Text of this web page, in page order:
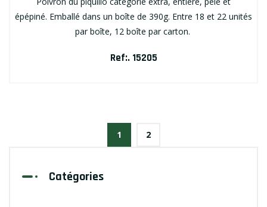
épépiné. Emballé dans un boîte de 390g. Entre 18 et 22 unités
par boîte, 12 boîte par carton.
Ref:. 15205
1 2
Catégories